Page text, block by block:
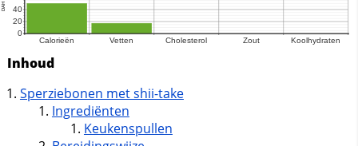
Inhoud
Sperziebonen met shii-take
Ingrediënten
Keukenspullen